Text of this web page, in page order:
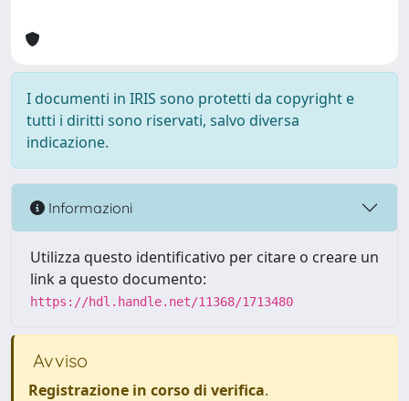
I documenti in IRIS sono protetti da copyright e
tutti i diritti sono riservati, salvo diversa
indicazione.
Informazioni
Utilizza questo identificativo per citare o creare un
link a questo documento:
https://hdl.handle.net/11368/1713480
Avviso
Registrazione in corso di verifica.